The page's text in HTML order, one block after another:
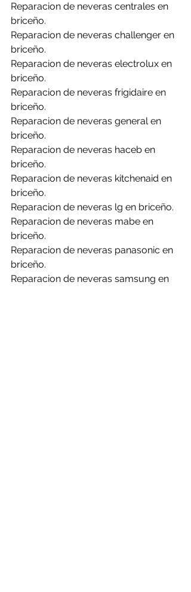
Reparacion de neveras centrales en
briceño.
Reparacion de neveras challenger en
briceño.
Reparacion de neveras electrolux en
briceño.
Reparacion de neveras frigidaire en
briceño.
Reparacion de neveras general en
briceño.
Reparacion de neveras haceb en
briceño.
Reparacion de neveras kitchenaid en
briceño.
Reparacion de neveras lg en briceño.
Reparacion de neveras mabe en
briceño.
Reparacion de neveras panasonic en
briceño.
Reparacion de neveras samsung en